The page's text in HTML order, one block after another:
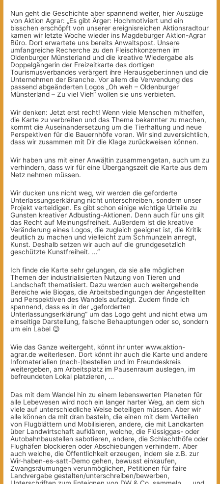
Nun geht die Geschichte aber spannend weiter, hier Auszüge
von Aktion Agrar: „Es gibt Ärger: Hochmotiviert und ein
bisschen erschöpft von unserer ereignisreichen Aktionsradtour
kamen wir letzte Woche wieder ins Magdeburger Aktion-Agrar
Büro. Dort erwartete uns bereits Anwaltspost. Unsere
umfangreiche Recherche zu den Fleischkonzernen im
Oldenburger Münsterland und die kreative Wiedergabe als
Doppelgängerin der Freizeitkarte des dortigen
Tourismusverbandes verärgert ihre Herausgeber:innen und die
Unternehmen der Branche. Vor allem die Verwendung des
passend abgeänderten Logos „Oh weh – Oldenburger
Münsterland – Zu viel Vieh“ wollen sie uns verbieten.
Wir denken: Jetzt erst recht! Wenn viele Menschen mithelfen,
die Karte zu verbreiten und das Thema bekannter zu machen,
kommt die Auseinandersetzung um die Tierhaltung und neue
Perspektiven für die Bauernhöfe voran. Wir sind zuversichtlich,
dass wir zusammen mit Dir die Klage zurückweisen können.
Wir haben uns mit einer Anwältin zusammengetan, auch um zu
verhindern, dass wir für eine Übergangszeit die Karte aus dem
Netz nehmen müssen.
Wir ducken uns nicht weg, wir werden die geforderte
Unterlassungserklärung nicht unterschreiben, sondern unser
Projekt verteidigen. Es gibt schon einige wichtige Urteile zu
Gunsten kreativer Adbusting-Aktionen. Denn auch für uns gilt
das Recht auf Meinungsfreiheit. Außerdem ist die kreative
Veränderung eines Logos, die zugleich geeignet ist, die Kritik
deutlich zu machen und vielleicht zum Schmunzeln anregt,
Kunst. Deshalb setzen wir auch auf die grundgesetzlich
geschützte Kunstfreiheit. …“
Ich finde die Karte sehr gelungen, da sie alle möglichen
Themen der industrialisierten Nutzung von Tieren und
Landschaft thematisiert. Dazu werden auch weitergehende
Bereiche wie Biogas, die Arbeitsbedingungen der Angestellten
und Perspektiven des Wandels aufzeigt. Zudem finde ich
spannend, dass es in der „geforderten
Unterlassungserklärung“ um das Logo geht und nicht etwa um
einseitige Darstellung, falsche Behauptungen oder so, sondern
um ein Label 😉
Wie das Ganze weitergeht, könnt ihr unter www.aktion-
agrar.de weiterlesen. Dort könnt ihr auch die Karte und andere
Infomaterialien (nach-)bestellen und im Freundeskreis
weitergeben, am Arbeitsplatz im Pausenraum auslegen, im
befreundeten Lokal platzieren, …
Das mit dem Wandel hin zu einem lebenswerten Planeten für
alle Lebewesen wird noch ein langer harter Weg, an dem sich
viele auf unterschiedliche Weise beteiligen müssen. Aber wir
alle können da mit dran basteln, die einen mit dem Verteilen
von Flugblättern und Mobilisieren, andere, die mit Landkarten
über Landwirtschaft aufklären, welche, die Flüssiggas- oder
Autobahnbaustellen sabotieren, andere, die Schlachthöfe oder
Flughäfen blockieren oder Abschiebungen verhindern. Aber
auch welche, die Öffentlichkeit erzeugen, indem sie z.B. zur
Wir-haben-es-satt-Demo gehen, bewusst einkaufen,
Zwangsräumungen verunmöglichen, Petitionen für faire
Landvergabe gestalten/unterschreiben/bewerben,